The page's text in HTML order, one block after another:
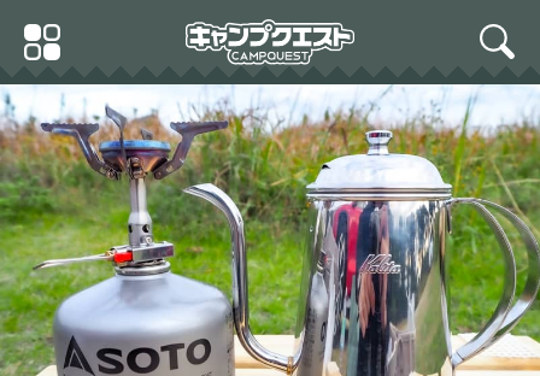
Primary
Menu
search